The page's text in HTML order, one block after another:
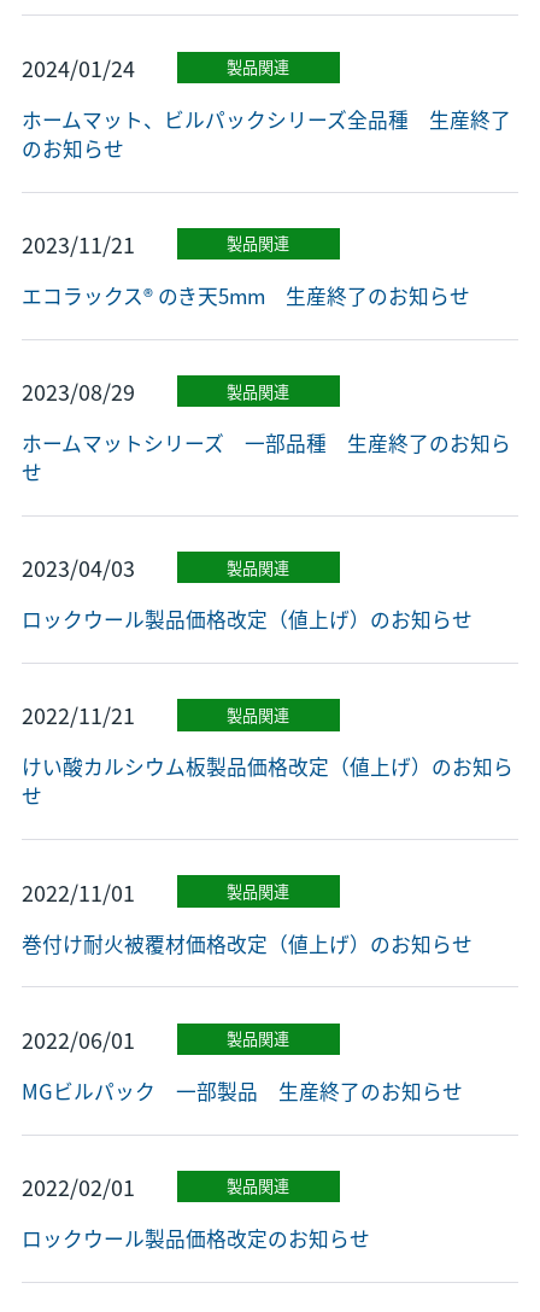
2024/01/24 製品関連
ホームマット、ビルパックシリーズ全品種 生産終了
のお知らせ
2023/11/21 製品関連
エコラックス® のき天5mm 生産終了のお知らせ
2023/08/29 製品関連
ホームマットシリーズ 一部品種 生産終了のお知ら
せ
2023/04/03 製品関連
ロックウール製品価格改定（値上げ）のお知らせ
2022/11/21 製品関連
けい酸カルシウム板製品価格改定（値上げ）のお知ら
せ
2022/11/01 製品関連
巻付け耐火被覆材価格改定（値上げ）のお知らせ
2022/06/01 製品関連
MGビルパック 一部製品 生産終了のお知らせ
2022/02/01 製品関連
ロックウール製品価格改定のお知らせ